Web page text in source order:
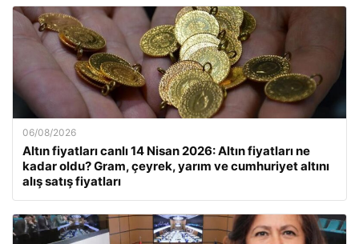
06/08/2026
Altın fiyatları canlı 14 Nisan 2026: Altın fiyatları ne
kadar oldu? Gram, çeyrek, yarım ve cumhuriyet altını
alış satış fiyatları